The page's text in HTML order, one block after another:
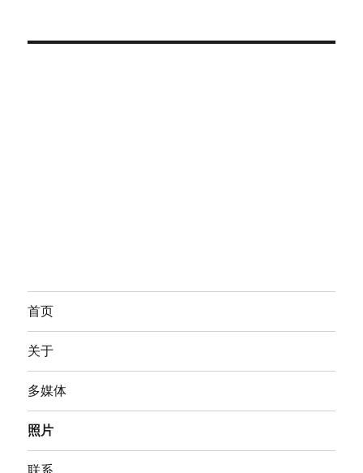
首页
关于
多媒体
照片